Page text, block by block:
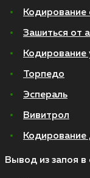
Кодирование
Зашиться от
Кодирование
Торпедо
Эспераль
Вивитрол
Кодирование
Вывод из запоя в